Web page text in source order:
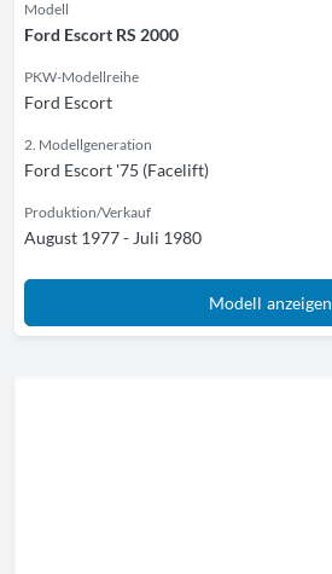
Modell
Ford Escort RS 2000
PKW-Modellreihe
Ford Escort
2. Modellgeneration
Ford Escort '75 (Facelift)
Produktion/Verkauf
August 1977 - Juli 1980
Modell anzeigen